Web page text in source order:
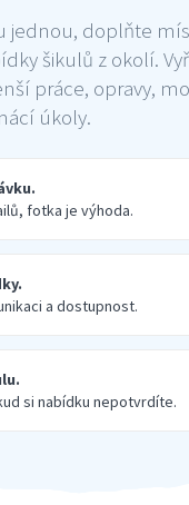
jednou, doplňte
šikulů z okolí.
práce, opravy,
úkoly.
fotka je výhoda.
a dostupnost.
si nabídku nepotvrdíte.